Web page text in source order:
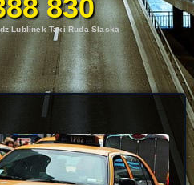
830
Lublinek Taxi Ruda Slaska